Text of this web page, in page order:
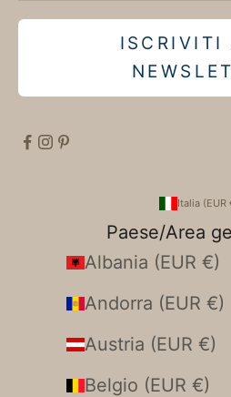
ISCRIVITI
Paese/Area
Albania (EUR €)
Andorra (EUR €)
Austria (EUR €)
Belgio (EUR €)